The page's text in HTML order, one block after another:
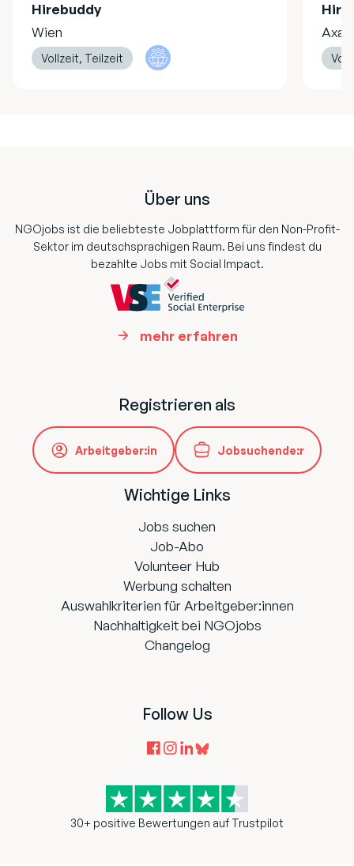
Hirebuddy
Wien
Vollzeit, Teilzeit
Über uns
NGOjobs ist die beliebteste Jobplattform für den Non-Profit-
Sektor im deutschsprachigen Raum. Bei uns findest du
bezahlte Jobs mit Social Impact.
mehr erfahren
Registrieren als
Arbeitgeber:in Jobsuchende:r
Wichtige Links
Jobs suchen
Job-Abo
Volunteer Hub
Werbung schalten
Auswahlkriterien für Arbeitgeber:innen
Nachhaltigkeit bei NGOjobs
Changelog
Follow Us
30+ positive Bewertungen auf Trustpilot